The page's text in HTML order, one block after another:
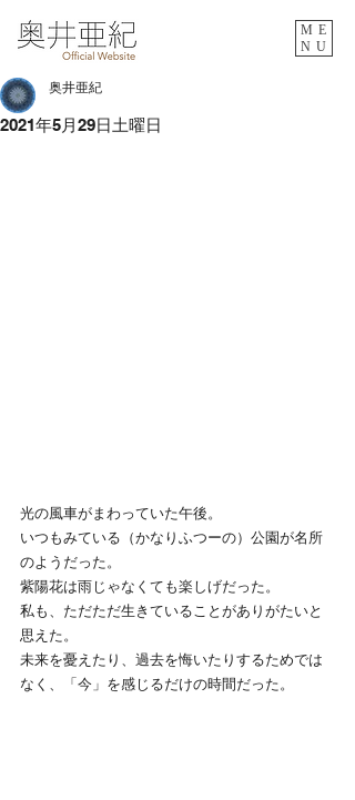
ME
NU
2021年5月29日土曜日
奥井亜紀
光の風車がまわっていた午後。
いつもみている（かなりふつーの）公園が名所
のようだった。
紫陽花は雨じゃなくても楽しげだった。
私も、ただただ生きていることがありがたいと
思えた。
未来を憂えたり、過去を悔いたりするためでは
なく、「今」を感じるだけの時間だった。